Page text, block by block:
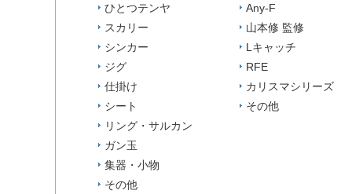
ひとつテンヤ
スカリー
シンカー
ジグ
仕掛け
シート
リング・サルカン
ガン玉
集器・小物
その他
Any-F
山本修 監修
Lキャッチ
RFE
カリスマシリーズ
その他